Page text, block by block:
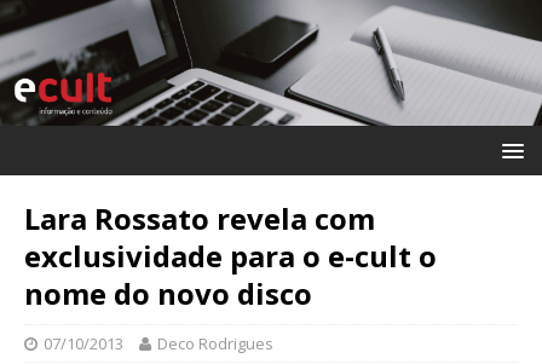
Lara Rossato revela com
exclusividade para o e-cult o
nome do novo disco
07/10/2013 Deco Rodrigues